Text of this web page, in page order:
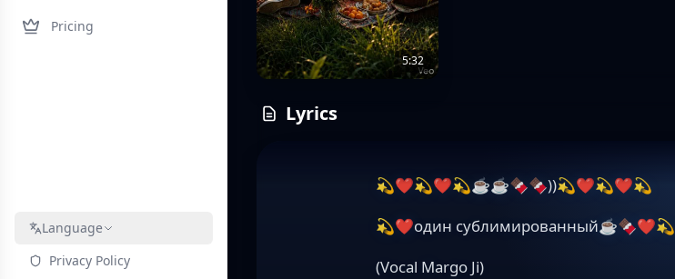
Pricing
Language
Privacy Policy
5:32
Lyrics
💫❤️💫❤️💫☕️☕️🍫🍫))💫❤️💫❤️💫
💫❤️один сублимированный☕️🍫❤️💫
(Vocal Margo Ji)